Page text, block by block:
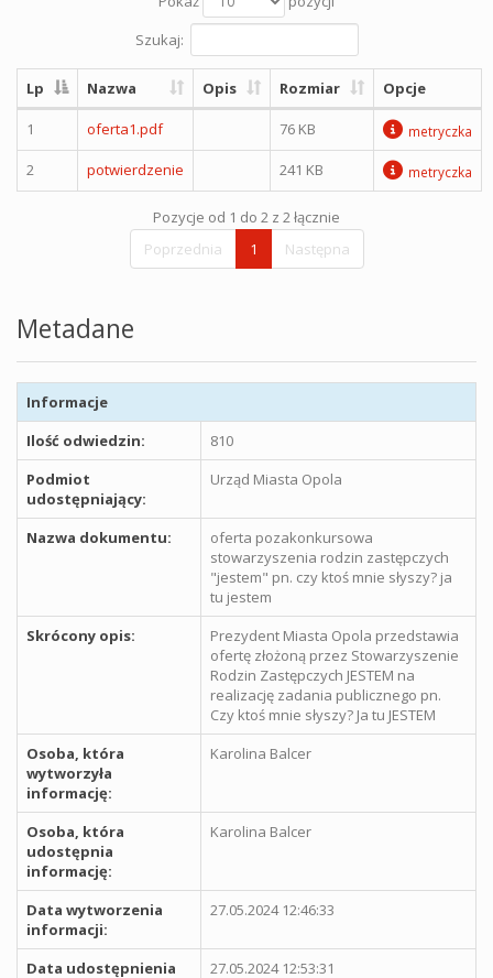
Szukaj:
Lp Nazwa Opis Rozmiar Opcje
1 oferta1.pdf 76 KB metryczka
2 potwierdzenie 241 KB metryczka
Pozycje od 1 do 2 z 2 łącznie
Poprzednia
1 Następna
Metadane
Informacje
Ilość odwiedzin:
810
Podmiot
udostępniający:
Urząd Miasta Opola
Nazwa dokumentu:
oferta pozakonkursowa
stowarzyszenia rodzin zastępczych
"jestem" pn. czy ktoś mnie słyszy? ja
tu jestem
Skrócony opis:
Prezydent Miasta Opola przedstawia
ofertę złożoną przez Stowarzyszenie
Rodzin Zastępczych JESTEM na
realizację zadania publicznego pn.
Czy ktoś mnie słyszy? Ja tu JESTEM
Osoba, która
wytworzyła
informację:
Karolina Balcer
Osoba, która
udostępnia
informację:
Karolina Balcer
Data wytworzenia
informacji:
27.05.2024 12:46:33
Data udostępnienia
27.05.2024 12:53:31